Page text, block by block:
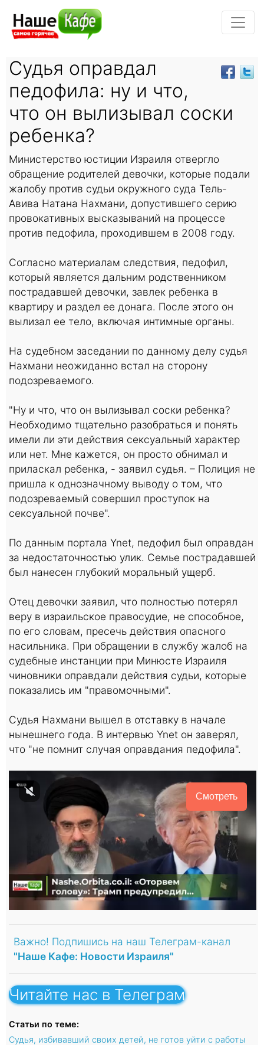
Судья оправдал
педофила: ну и что,
что он вылизывал соски
ребенка?
Министерство юстиции Израиля отвергло
обращение родителей девочки, которые подали
жалобу против судьи окружного суда Тель-
Авива Натана Нахмани, допустившего серию
провокативных высказываний на процессе
против педофила, проходившем в 2008 году.
Согласно материалам следствия, педофил,
который является дальним родственником
пострадавшей девочки, завлек ребенка в
квартиру и раздел ее донага. После этого он
вылизал ее тело, включая интимные органы.
На судебном заседании по данному делу судья
Нахмани неожиданно встал на сторону
подозреваемого.
"Ну и что, что он вылизывал соски ребенка?
Необходимо тщательно разобраться и понять
имели ли эти действия сексуальный характер
или нет. Мне кажется, он просто обнимал и
приласкал ребенка, - заявил судья. – Полиция не
пришла к однозначному выводу о том, что
подозреваемый совершил проступок на
сексуальной почве".
По данным портала Ynet, педофил был оправдан
за недостаточностью улик. Семье пострадавшей
был нанесен глубокий моральный ущерб.
Отец девочки заявил, что полностью потерял
веру в израильское правосудие, не способное,
по его словам, пресечь действия опасного
насильника. При обращении в службу жалоб на
судебные инстанции при Минюсте Израиля
чиновники оправдали действия судьи, которые
показались им "правомочными".
Судья Нахмани вышел в отставку в начале
нынешнего года. В интервью Ynet он заверял,
что "не помнит случая оправдания педофила".
Смотреть
Важно! Подпишись на наш Телеграм-канал
"Наше Кафе: Новости Израиля"
Читайте нас в Телеграм
Статьи по теме:
Судья, избивавший своих детей, не готов уйти с работы